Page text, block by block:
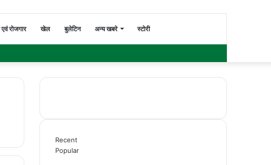
एवं रोजगार खेल बुलेटिन अन्य खबरे स्टोरी
Recent
Popular